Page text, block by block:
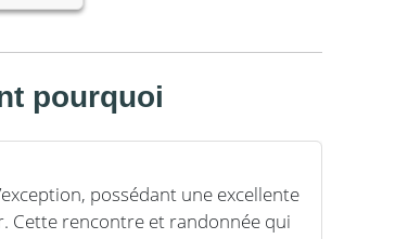
pourquoi
possédant une excellente
Cette rencontre et randonnée qui